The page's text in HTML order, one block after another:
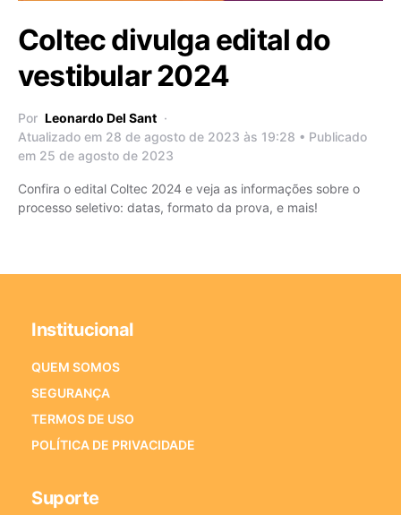
Coltec divulga edital do
vestibular 2024
Por Leonardo Del Sant
Atualizado em 28 de agosto de 2023 às 19:28 • Publicado
em 25 de agosto de 2023
Confira o edital Coltec 2024 e veja as informações sobre o
processo seletivo: datas, formato da prova, e mais!
Institucional
QUEM SOMOS
SEGURANÇA
TERMOS DE USO
POLÍTICA DE PRIVACIDADE
Suporte